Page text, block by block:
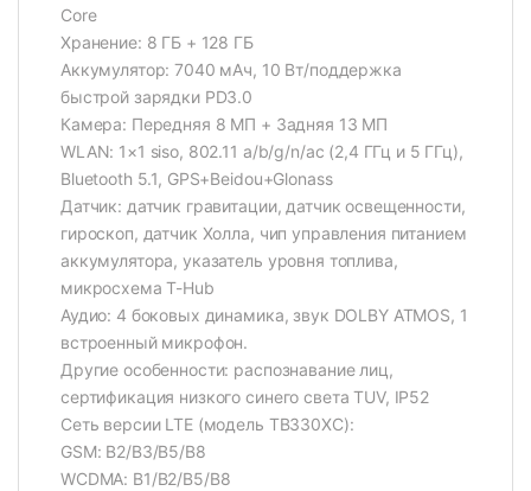
Core
Хранение: 8 ГБ + 128 ГБ
Аккумулятор: 7040 мАч, 10 Вт/поддержка
быстрой зарядки PD3.0
Камера: Передняя 8 МП + Задняя 13 МП
WLAN: 1×1 siso, 802.11 a/b/g/n/ac (2,4 ГГц и 5 ГГц),
Bluetooth 5.1, GPS+Beidou+Glonass
Датчик: датчик гравитации, датчик освещенности,
гироскоп, датчик Холла, чип управления питанием
аккумулятора, указатель уровня топлива,
микросхема T-Hub
Аудио: 4 боковых динамика, звук DOLBY ATMOS, 1
встроенный микрофон.
Другие особенности: распознавание лиц,
сертификация низкого синего света TUV, IP52
Сеть версии LTE (модель TB330XC):
GSM: B2/B3/B5/B8
WCDMA: B1/B2/B5/B8